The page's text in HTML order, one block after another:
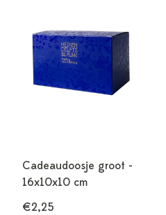
Cadeaudoosje groot -
16x10x10 cm
€2,25